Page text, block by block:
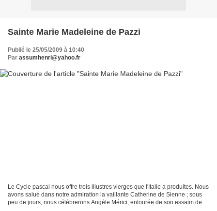
Sainte Marie Madeleine de Pazzi
Publié le 25/05/2009 à 10:40
Par assumhenri@yahoo.fr
Le Cycle pascal nous offre trois illustres vierges que l'Italie a produites. Nous
avons salué dans notre admiration la vaillante Catherine de Sienne ; sous
peu de jours, nous célébrerons Angèle Mérici, entourée de son essaim de